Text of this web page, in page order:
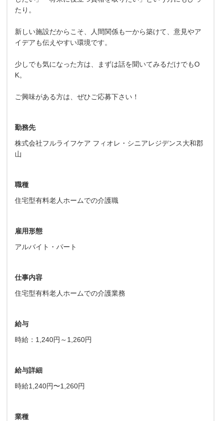
たり。
新しい施設だからこそ、人間関係も一から築けて、意見やア
イデアも伝えやすい環境です。
少しでも気になった方は、まずは話を聞いてみるだけでもO
K。
ご興味がある方は、ぜひご応募下さい！
勤務先
株式会社フルライフケア フィオレ・シニアレジデンス大和郡
山
職種
住宅型有料老人ホームでの介護職
雇用形態
アルバイト・パート
仕事内容
住宅型有料老人ホームでの介護業務
給与
時給：1,240円～1,260円
給与詳細
時給1,240円〜1,260円
業種